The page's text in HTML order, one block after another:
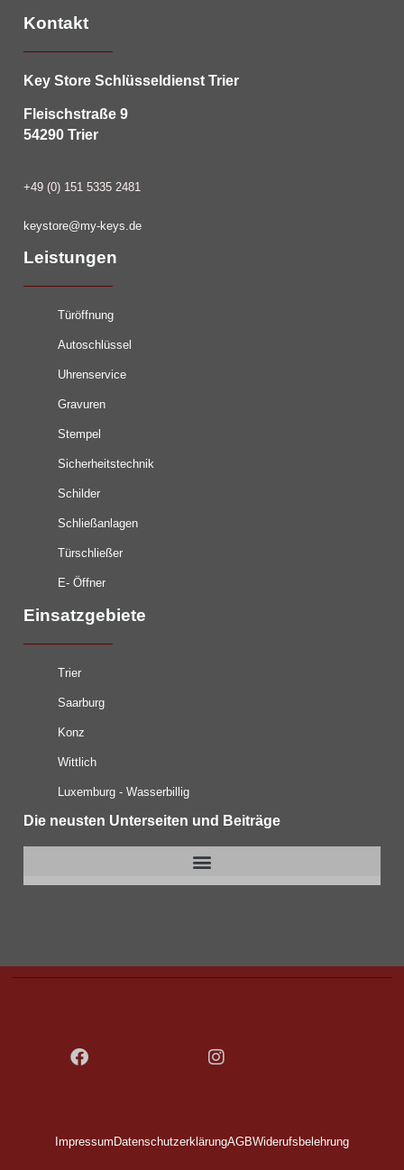
Kontakt
Key Store Schlüsseldienst Trier
Fleischstraße 9
54290 Trier
+49 (0) 151 5335 2481
keystore@my-keys.de
Leistungen
Türöffnung
Autoschlüssel
Uhrenservice
Gravuren
Stempel
Sicherheitstechnik
Schilder
Schließanlagen
Türschließer
E- Öffner
Einsatzgebiete
Trier
Saarburg
Konz
Wittlich
Luxemburg - Wasserbillig
Die neusten Unterseiten und Beiträge
Impressum DatenschutzerklärungAGBWiderufsbelehrung